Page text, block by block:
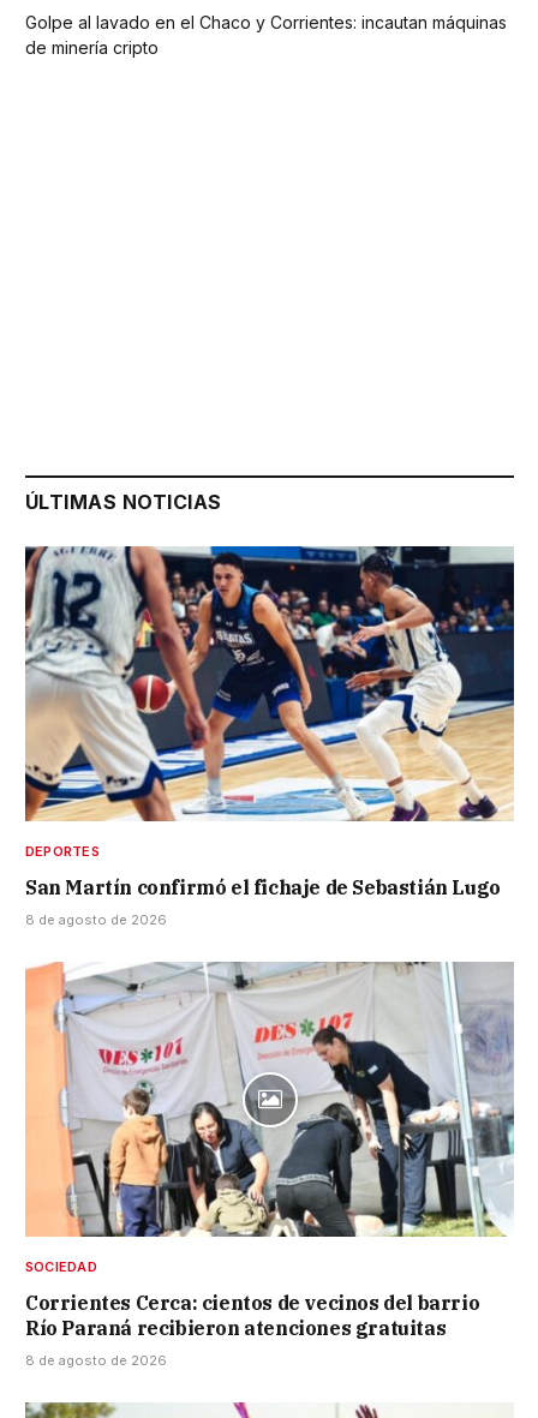
Golpe al lavado en el Chaco y Corrientes: incautan máquinas
de minería cripto
ÚLTIMAS NOTICIAS
DEPORTES
San Martín confirmó el fichaje de Sebastián Lugo
8 de agosto de 2026
SOCIEDAD
Corrientes Cerca: cientos de vecinos del barrio
Río Paraná recibieron atenciones gratuitas
8 de agosto de 2026